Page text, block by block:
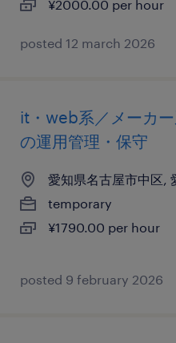
¥2000.00 per hour
posted 12 march 2026
it・web系／メーカ
の運用管理・保守
愛知県名古屋市中区,
temporary
¥1790.00 per hour
posted 9 february 2026